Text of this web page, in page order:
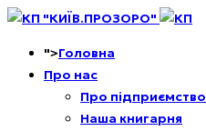
">Головна
Про нас
Про підприємство
Наша книгарня